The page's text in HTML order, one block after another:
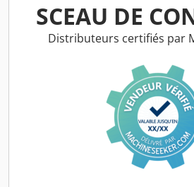
SCEAU DE
Distributeurs certifiés par